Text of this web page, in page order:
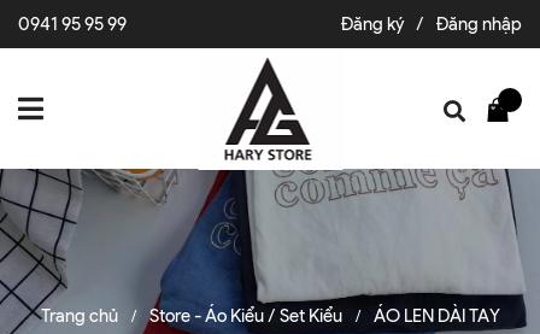
0941 95 95 99 Đăng ký / Đăng nhập
Trang chủ / Store - Áo Kiểu / Set Kiểu /
ÁO LEN DÀI TAY